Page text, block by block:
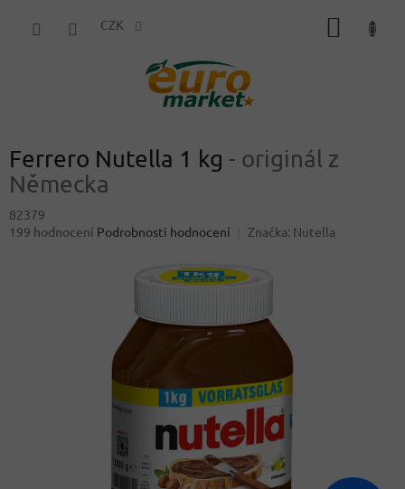
CZK
Ferrero Nutella 1 kg - originál z
Německa
82379
Průměrné
199 hodnocení Podrobnosti hodnocení Značka: Nutella